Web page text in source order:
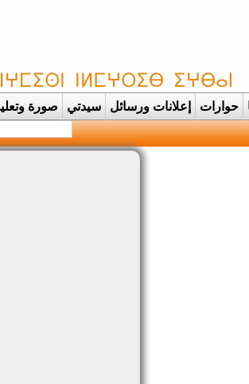
حوارات إعلانات ورسائل سيدتي صورة